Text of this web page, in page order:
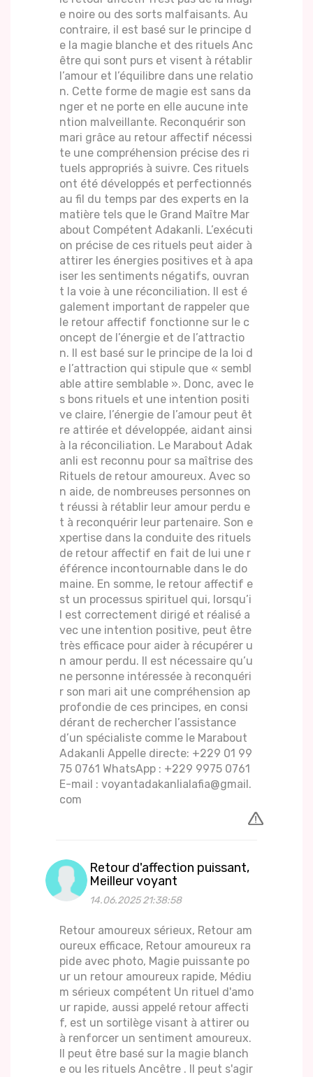
e noire ou des sorts malfaisants. Au
contraire, il est basé sur le principe d
e la magie blanche et des rituels Anc
être qui sont purs et visent à rétablir
l’amour et l’équilibre dans une relatio
n. Cette forme de magie est sans da
nger et ne porte en elle aucune inte
ntion malveillante. Reconquérir son
mari grâce au retour affectif nécessi
te une compréhension précise des ri
tuels appropriés à suivre. Ces rituels
ont été développés et perfectionnés
au fil du temps par des experts en la
matière tels que le Grand Maître Mar
about Compétent Adakanli. L’exécuti
on précise de ces rituels peut aider à
attirer les énergies positives et à apa
iser les sentiments négatifs, ouvran
t la voie à une réconciliation. Il est é
galement important de rappeler que
le retour affectif fonctionne sur le c
oncept de l’énergie et de l’attractio
n. Il est basé sur le principe de la loi d
e l’attraction qui stipule que « sembl
able attire semblable ». Donc, avec le
s bons rituels et une intention positi
ve claire, l’énergie de l’amour peut êt
re attirée et développée, aidant ainsi
à la réconciliation. Le Marabout Adak
anli est reconnu pour sa maîtrise des
Rituels de retour amoureux. Avec so
n aide, de nombreuses personnes on
t réussi à rétablir leur amour perdu e
t à reconquérir leur partenaire. Son e
xpertise dans la conduite des rituels
de retour affectif en fait de lui une r
éférence incontournable dans le do
maine. En somme, le retour affectif e
st un processus spirituel qui, lorsqu’i
l est correctement dirigé et réalisé a
vec une intention positive, peut être
très efficace pour aider à récupérer u
n amour perdu. Il est nécessaire qu’u
ne personne intéressée à reconquéri
r son mari ait une compréhension ap
profondie de ces principes, en consi
dérant de rechercher l’assistance
d’un spécialiste comme le Marabout
Adakanli Appelle directe: +229 01 99
75 0761 WhatsApp : +229 9975 0761
E-mail : voyantadakanlialafia@gmail.
com
Retour d'affection puissant,
Meilleur voyant
14.06.2025 21:38:58
Retour amoureux sérieux, Retour am
oureux efficace, Retour amoureux ra
pide avec photo, Magie puissante po
ur un retour amoureux rapide, Médiu
m sérieux compétent Un rituel d'amo
ur rapide, aussi appelé retour affecti
f, est un sortilège visant à attirer ou
à renforcer un sentiment amoureux.
Il peut être basé sur la magie blanch
e ou les rituels Ancêtre . Il peut s'agir